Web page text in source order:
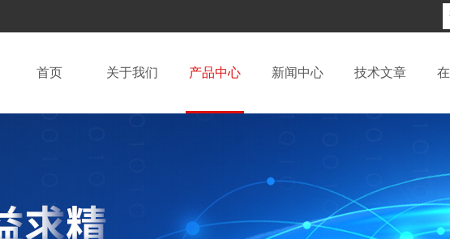
首页 关于我们 产品中心 新闻中心 技术文章